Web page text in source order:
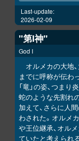
Last-update:
2026-02-09
"第I神"
God I
オルメカの大地
までに呼称が伝わ
「竜」の姿、つま
蛇のような先割れ
加えて、さらに人
わされた。オルメ
や王位継承、オル
ていたと考えられ